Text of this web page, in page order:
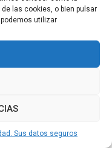
las cookies, o bien pulsar
utilizar
Sus datos seguros